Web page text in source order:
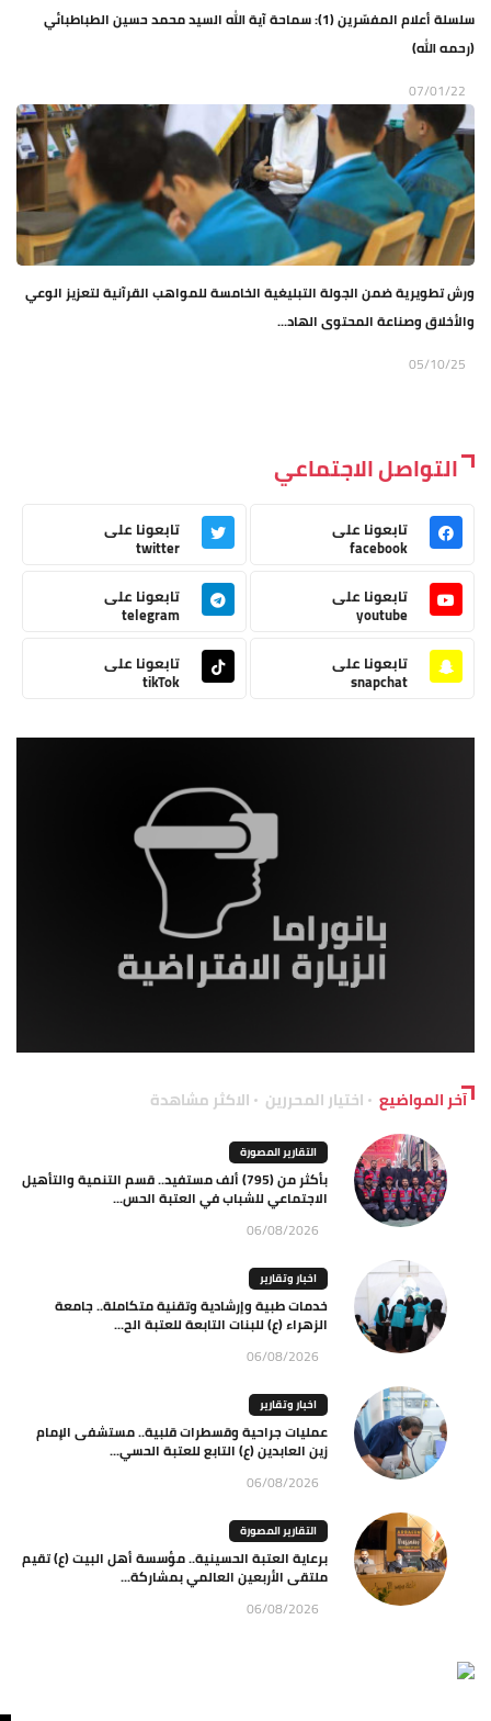
سلسلة أعلام المفسّرين (1): سماحة آية الله السيد محمد حسين الطباطبائي
(رحمه الله)
07/01/22
ورش تطويرية ضمن الجولة التبليغية الخامسة للمواهب القرآنية لتعزيز الوعي
والأخلاق وصناعة المحتوى الهاد...
05/10/25
التواصل الاجتماعي
تابعونا على
facebook
تابعونا على
twitter
تابعونا على
youtube
تابعونا على
telegram
تابعونا على
snapchat
تابعونا على
tikTok
آخر المواضيع اختيار المحررين الاكثر مشاهدة
التقارير المصورة
بأكثر من (795) ألف مستفيد.. قسم التنمية والتأهيل
الاجتماعي للشباب في العتبة الحس...
06/08/2026
اخبار وتقارير
خدمات طبية وإرشادية وتقنية متكاملة.. جامعة
الزهراء (ع) للبنات التابعة للعتبة الح...
06/08/2026
اخبار وتقارير
عمليات جراحية وقسطرات قلبية.. مستشفى الإمام
زين العابدين (ع) التابع للعتبة الحسي...
06/08/2026
التقارير المصورة
برعاية العتبة الحسينية.. مؤسسة أهل البيت (ع) تقيم
ملتقى الأربعين العالمي بمشاركة...
06/08/2026